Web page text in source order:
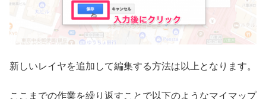
新しいレイヤを追加して編集する方法は以上となります。
ここまでの作業を繰り返すことで以下のようなマイマップ